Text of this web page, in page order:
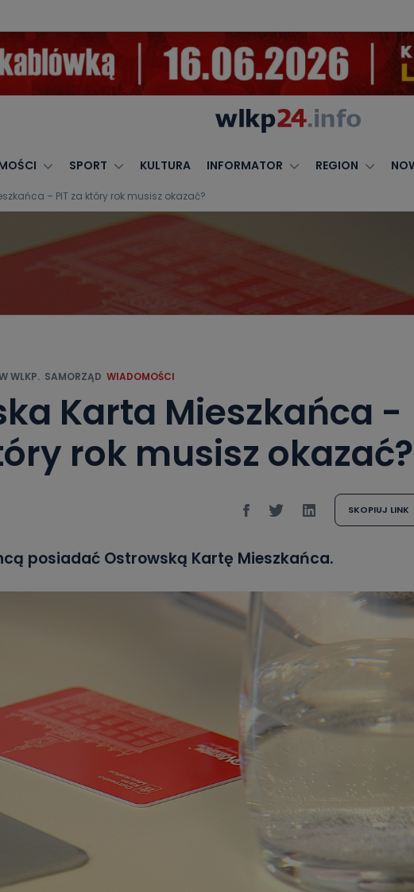
SPORT KULTURA INFORMATOR REGION
– PIT za który rok musisz okazać?
WLKP. SAMORZĄD WIADOMOŚCI
Karta Mieszkańca -
rok musisz okazać?
SKOPIUJ LINK
posiadać Ostrowską Kartę Mieszkańca.